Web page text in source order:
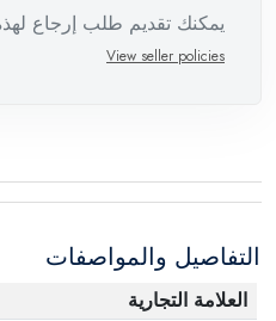
يمكنك تقديم طلب إرجاع
عبوته الأصلية.
وفي عبواتها الأصلية.
View seller policies
التفاصيل والمواصفات
العلامة التجارية